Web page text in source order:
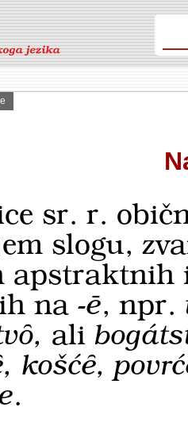
sr. r.
slogu,
apstraktnih
na -ē, npr.
ali
košćȇ,
.